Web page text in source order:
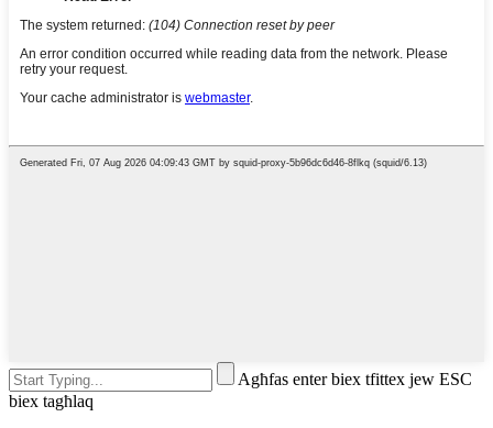
Agħfas enter biex tfittex jew ESC
biex tagħlaq